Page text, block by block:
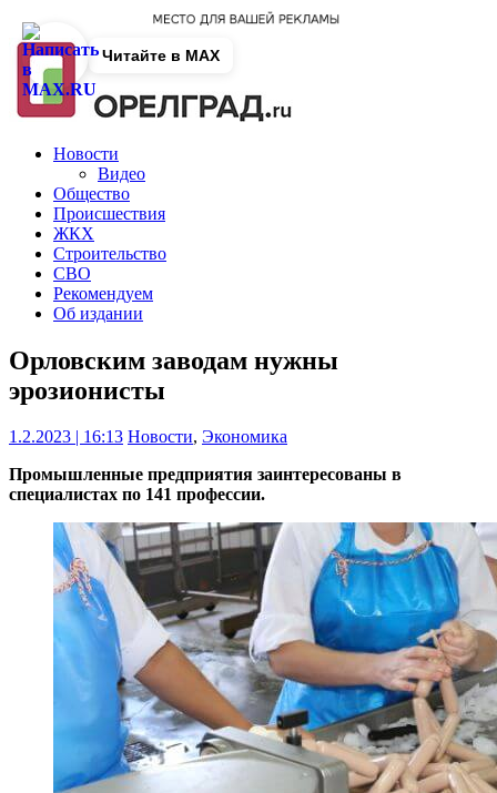
Новости
Видео
Общество
Происшествия
ЖКХ
Строительство
СВО
Рекомендуем
Об издании
Орловским заводам нужны
эрозионисты
1.2.2023 | 16:13 Новости, Экономика
Промышленные предприятия заинтересованы в
специалистах по 141 профессии.
Читайте в MAX